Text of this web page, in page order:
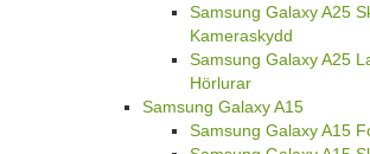
Samsung Galaxy A25
Kameraskydd
Samsung Galaxy A25
Hörlurar
Samsung Galaxy A15
Samsung Galaxy A15